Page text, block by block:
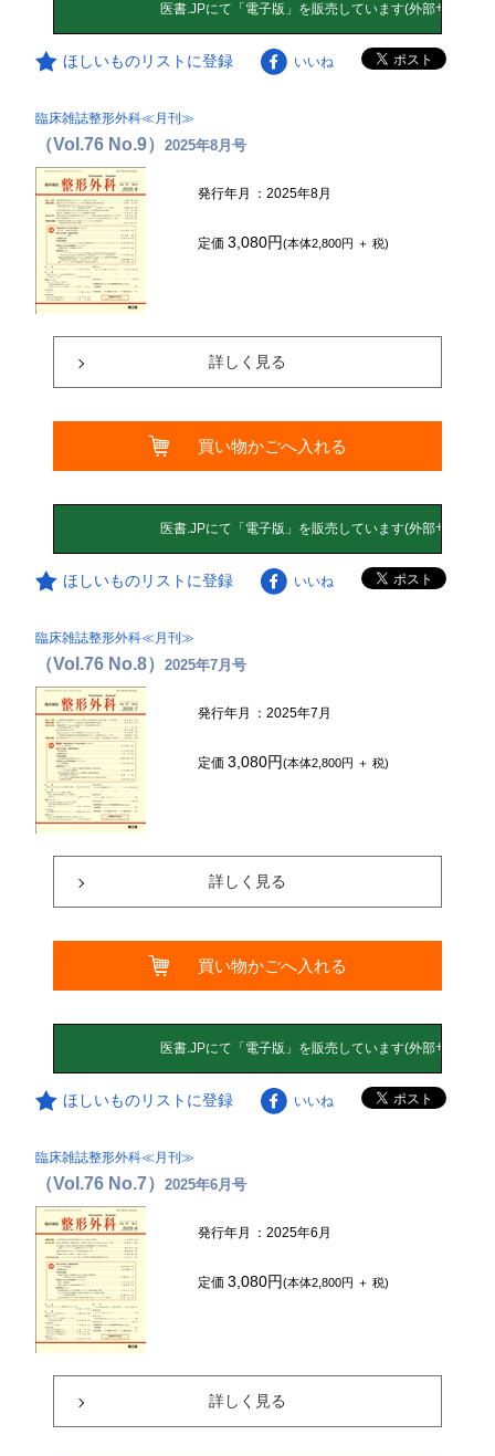
ほしいものリストに登録 いいね
臨床雑誌整形外科≪月刊≫
（Vol.76 No.9）2025年8月号
発行年月 ：2025年8月
定価3,080円(本体2,800円 ＋ 税)
詳しく見る
買い物かごへ入れる
ほしいものリストに登録 いいね
臨床雑誌整形外科≪月刊≫
（Vol.76 No.8）2025年7月号
発行年月 ：2025年7月
定価3,080円(本体2,800円 ＋ 税)
詳しく見る
買い物かごへ入れる
ほしいものリストに登録 いいね
臨床雑誌整形外科≪月刊≫
（Vol.76 No.7）2025年6月号
発行年月 ：2025年6月
定価3,080円(本体2,800円 ＋ 税)
詳しく見る